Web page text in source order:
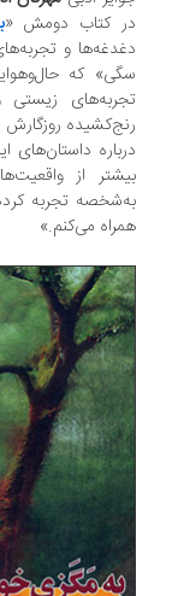
کتاب دومش «به
و تجربه‌های
که حال‌وهوایش
زیستی و
روزگارش را به
داستان‌های این
از واقعیت‌های
تجربه کرده‌ام و
می‌کنم.»